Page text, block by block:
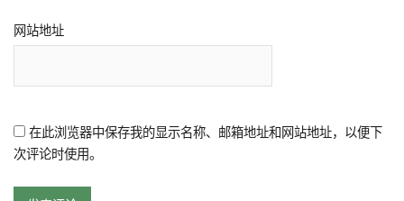
网站地址
在此浏览器中保存我的显示名称、邮箱地址和网站地址，以便下
次评论时使用。